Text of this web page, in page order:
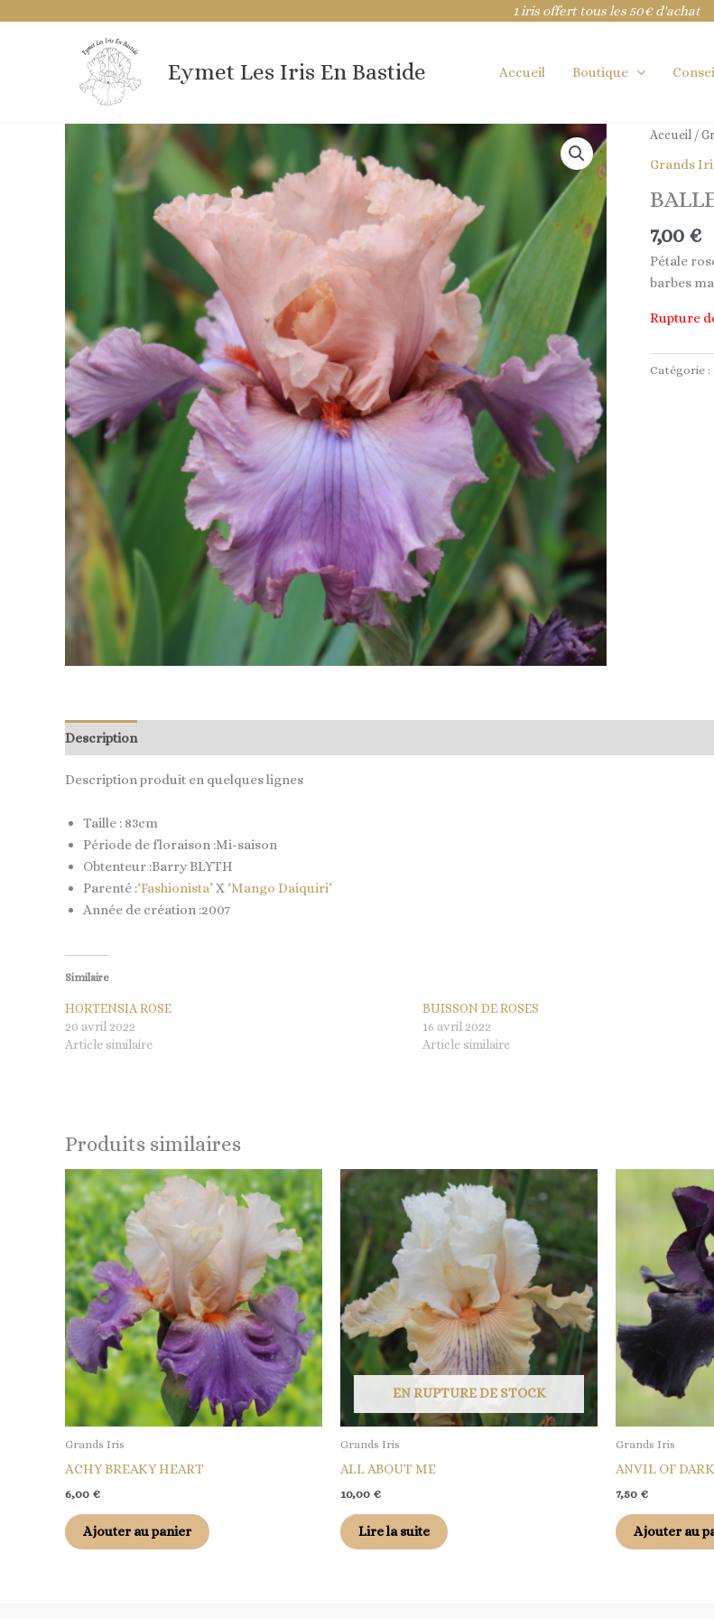
1 iris offert tous les 50€ d'achat
Eymet Les Iris En Bastide Accueil Boutique
Accueil /
Grands
7,00 €
Pétale
barbes
Rupture
Catégorie :
Description
Description produit en quelques lignes
Taille : 83cm
Période de floraison :Mi-saison
Obtenteur :Barry BLYTH
Parenté :‘Fashionista’X ‘Mango Daiquiri’
Année de création :2007
Similaire
HORTENSIA ROSE
20 avril 2022
Article similaire
BUISSON DE ROSES
16 avril 2022
Article similaire
Produits similaires
Grands Iris
ACHY BREAKY HEART
6,00 €
Ajouter au panier
EN RUPTURE DE STOCK
Grands Iris
ALL ABOUT ME
10,00 €
Lire la suite
Grands Iris
ANVIL OF
7,50 €
Ajouter au